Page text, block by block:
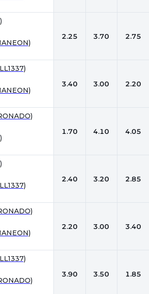
2.25 3.70 2.75
3.40 3.00 2.20
1.70 4.10 4.05
2.40 3.20 2.85
2.20 3.00 3.40
3.90 3.50 1.85